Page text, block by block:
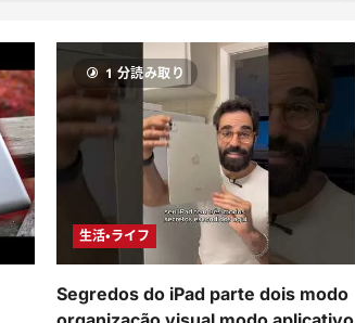
1 分読み取り
生活・ライフ
Segredos do iPad parte dois modo